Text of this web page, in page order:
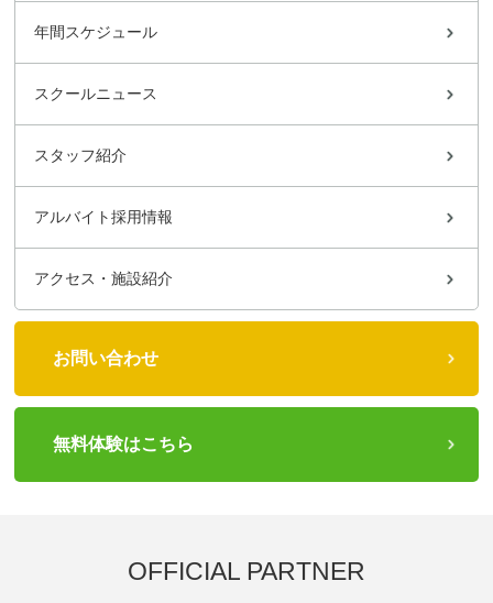
年間スケジュール
スクールニュース
スタッフ紹介
アルバイト採用情報
アクセス・施設紹介
お問い合わせ
無料体験はこちら
OFFICIAL PARTNER